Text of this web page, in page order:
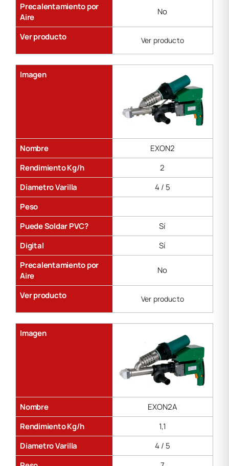
Precalentamiento por
Aire
No
Ver producto Ver producto
Imagen
Nombre
EXON2
Rendimiento Kg/h
2
Diametro Varilla
4 / 5
Peso
Puede Soldar PVC?
Sí
Digital
Sí
Precalentamiento por
Aire
No
Ver producto Ver producto
Imagen
Nombre
EXON2A
Rendimiento Kg/h
1,1
Diametro Varilla
4 / 5